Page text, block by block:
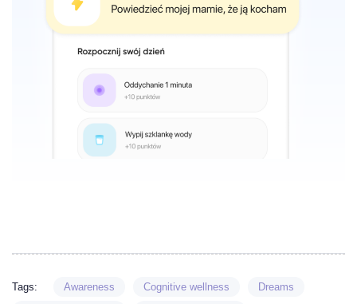
Tags: Awareness Cognitive wellness Dreams